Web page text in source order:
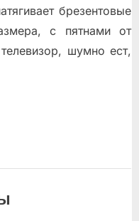
брезентовые
с пятнами от
шумно ест,